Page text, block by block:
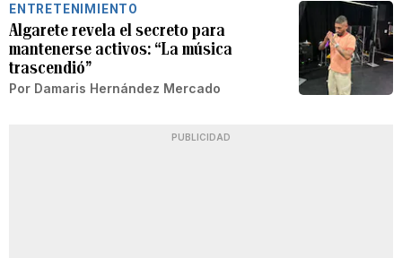
ENTRETENIMIENTO
Algarete revela el secreto para
mantenerse activos: “La música
trascendió”
Por Damaris Hernández Mercado
PUBLICIDAD